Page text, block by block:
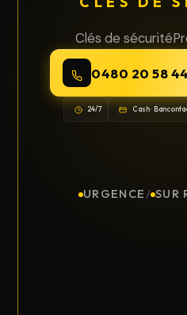
Clés de sécurité
0480 20 58 44
24/7 Cash ·
URGENCE / SUR